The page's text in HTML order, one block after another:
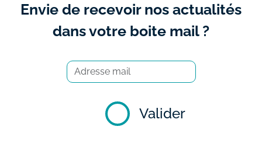
Envie de recevoir nos actualités
dans votre boite mail ?
Valider